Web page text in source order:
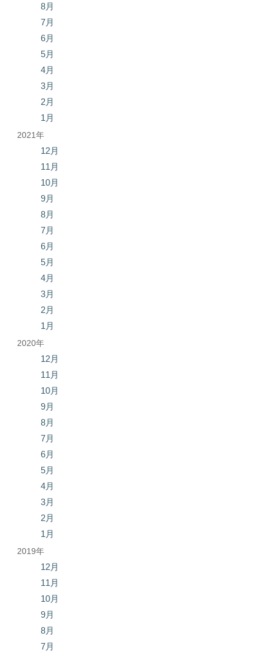
8月
7月
6月
5月
4月
3月
2月
1月
2021年
12月
11月
10月
9月
8月
7月
6月
5月
4月
3月
2月
1月
2020年
12月
11月
10月
9月
8月
7月
6月
5月
4月
3月
2月
1月
2019年
12月
11月
10月
9月
8月
7月